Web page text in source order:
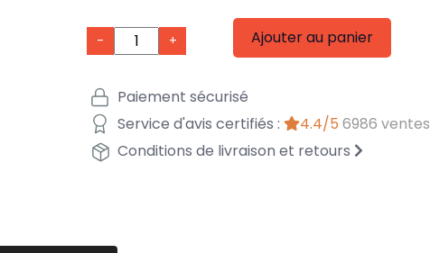
- + Ajouter au panier
Paiement sécurisé
Service d'avis certifiés :
4.4/5 6986 ventes
Conditions de livraison et retours